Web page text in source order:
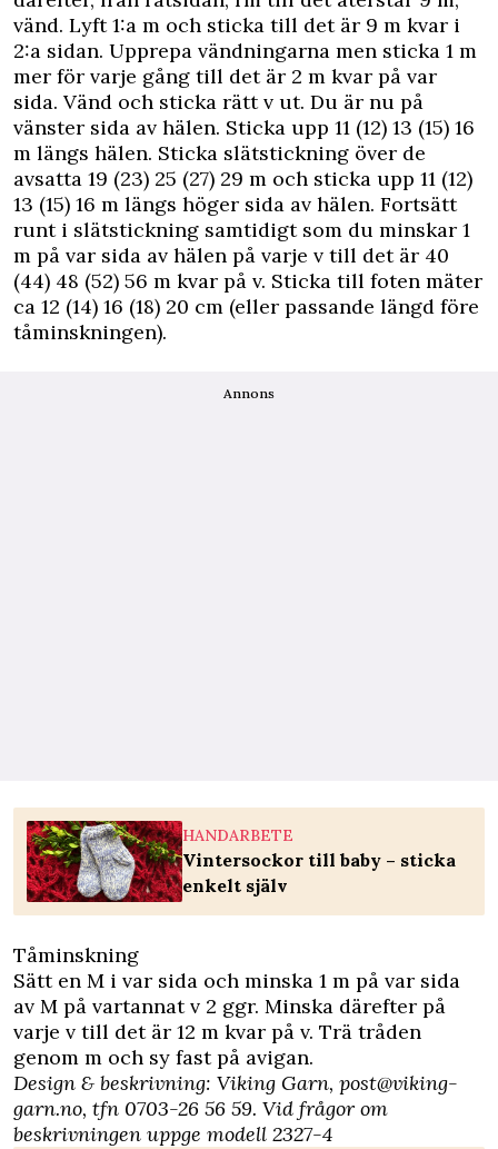
vänd. Lyft 1:a m och sticka till det är 9 m kvar i
2:a sidan. Upprepa vändningarna men sticka 1 m
mer för varje gång till det är 2 m kvar på var
sida. Vänd och sticka rätt v ut. Du är nu på
vänster sida av hälen. Sticka upp 11 (12) 13 (15) 16
m längs hälen. Sticka slätstickning över de
avsatta 19 (23) 25 (27) 29 m och sticka upp 11 (12)
13 (15) 16 m längs höger sida av hälen. Fortsätt
runt i slätstickning samtidigt som du minskar 1
m på var sida av hälen på varje v till det är 40
(44) 48 (52) 56 m kvar på v. Sticka till foten mäter
ca 12 (14) 16 (18) 20 cm (eller passande längd före
tåminskningen).
Annons
HANDARBETE
Vintersockor till baby – sticka
enkelt själv
Tåminskning
Sätt en M i var sida och minska 1 m på var sida
av M på vartannat v 2 ggr. Minska därefter på
varje v till det är 12 m kvar på v. Trä tråden
genom m och sy fast på avigan.
Design & beskrivning: Viking Garn, post@viking-
garn.no, tfn 0703-26 56 59. Vid frågor om
beskrivningen uppge modell 2327-4